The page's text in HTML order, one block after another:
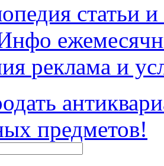
статьи
реклама и
предметов!